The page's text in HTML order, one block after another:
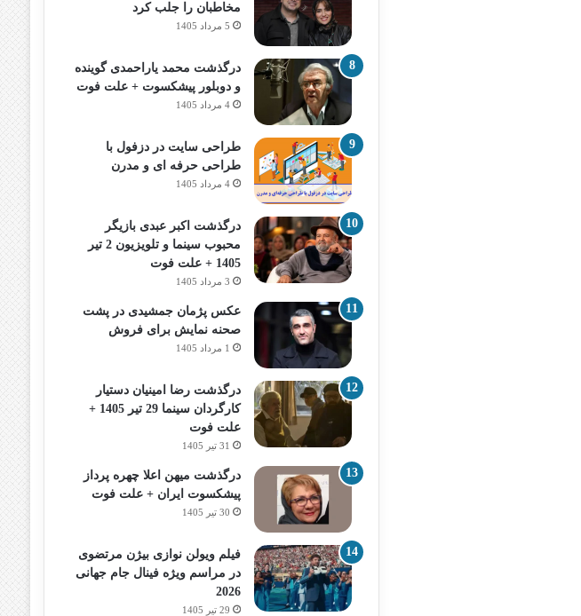
مخاطبان را جلب کرد
5 مرداد 1405
درگذشت محمد یاراحمدی گوینده
و دوبلور پیشکسوت + علت فوت
4 مرداد 1405
طراحی سایت در دزفول با
طراحی حرفه‌ ای و مدرن
4 مرداد 1405
درگذشت اکبر عبدی بازیگر
محبوب سینما و تلویزیون 2 تیر
1405 + علت فوت
3 مرداد 1405
عکس پژمان جمشیدی در پشت
صحنه نمایش برای فروش
1 مرداد 1405
درگذشت رضا امینیان دستیار
کارگردان سینما 29 تیر 1405 +
علت فوت
31 تیر 1405
درگذشت میهن اعلا چهره پرداز
پیشکسوت ایران + علت فوت
30 تیر 1405
فیلم ویولن نوازی بیژن مرتضوی
در مراسم ویژه فینال جام جهانی
2026
29 تیر 1405